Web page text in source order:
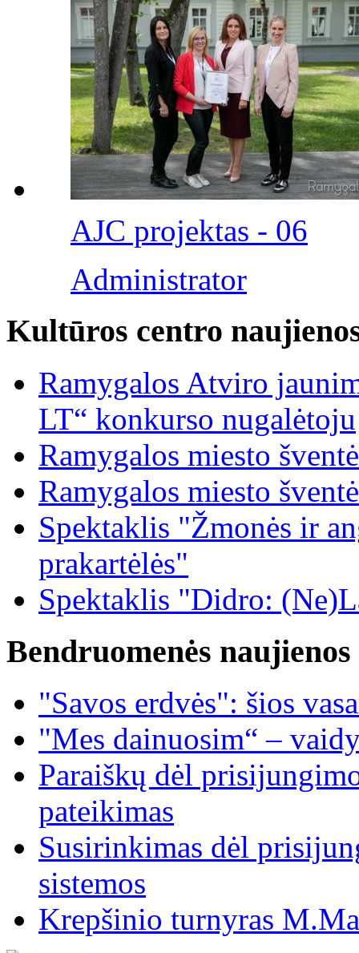
AJC projektas - 06
Administrator
Kultūros centro
Ramygalos Atviro
LT“ konkurso nugalėtoju
Ramygalos miesto šventė
Ramygalos miesto šventė
Spektaklis "Žmonės ir
prakartėlės"
Spektaklis "Didro:
Bendruomenės naujienos
"Savos erdvės": šios
"Mes dainuosim“ –
Paraiškų dėl
pateikimas
Susirinkimas dėl
sistemos
Krepšinio turnyras